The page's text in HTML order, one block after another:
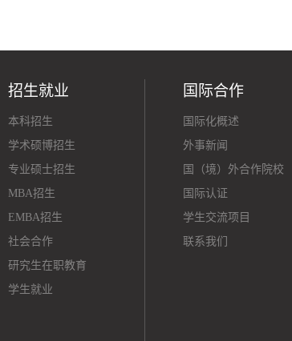
招生就业
本科招生
学术硕博招生
专业硕士招生
MBA招生
EMBA招生
社会合作
研究生在职教育
学生就业
国际合作
国际化概述
外事新闻
国（境）外合作院校
国际认证
学生交流项目
联系我们